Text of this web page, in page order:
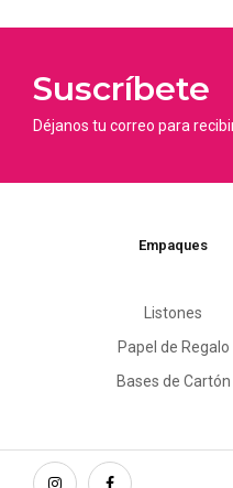
Suscríbete
Déjanos tu correo para
Empaques
Listones
Papel de Regalo
Bases de Cartón